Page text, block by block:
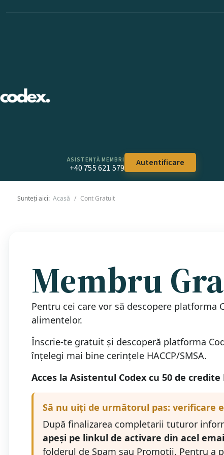
ASISTENȚĂ MEMBRI
+40 755 621 579 Autentificare
Sunteți aici: Acasă Cont Gratuit
Membru
Pentru cei care vor să descopere
alimentelor.
Înscrie-te gratuit și descoperă platforma
înțelegi mai bine cerințele HACCP/SMSA.
Acces la Asistentul Codex cu 50 de credite
Să nu uiți de următorul pas: verificare
După finalizarea completarii tuturor
apeși pe linkul de activare din acel
folderul de Spam sau Promoții. Pentru a